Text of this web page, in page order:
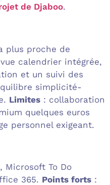
de Djaboo.
plus proche de
calendrier intégrée,
et un suivi des
simplicité-
Limites : collaboration
quelques euros
personnel exigeant.
Microsoft To Do
365. Points forts :